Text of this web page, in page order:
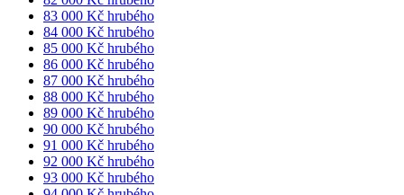
83 000 Kč hrubého
84 000 Kč hrubého
85 000 Kč hrubého
86 000 Kč hrubého
87 000 Kč hrubého
88 000 Kč hrubého
89 000 Kč hrubého
90 000 Kč hrubého
91 000 Kč hrubého
92 000 Kč hrubého
93 000 Kč hrubého